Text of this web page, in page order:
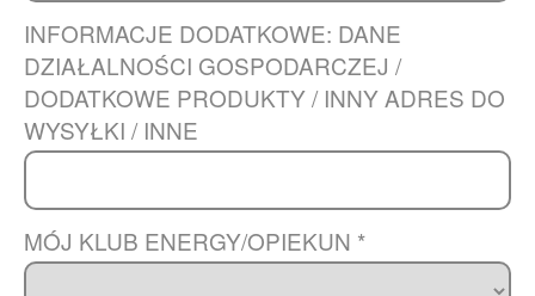
INFORMACJE DODATKOWE: DANE
DZIAŁALNOŚCI GOSPODARCZEJ /
DODATKOWE PRODUKTY / INNY ADRES DO
WYSYŁKI / INNE
MÓJ KLUB ENERGY/OPIEKUN *